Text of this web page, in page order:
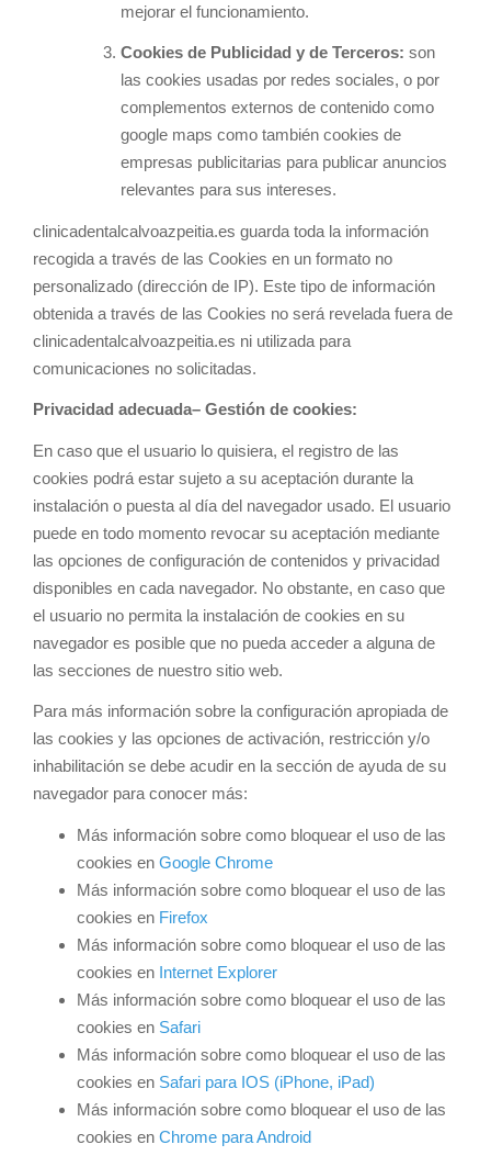
mejorar el funcionamiento.
Cookies de Publicidad y de Terceros: son
las cookies usadas por redes sociales, o por
complementos externos de contenido como
google maps como también cookies de
empresas publicitarias para publicar anuncios
relevantes para sus intereses.
clinicadentalcalvoazpeitia.es guarda toda la información
recogida a través de las Cookies en un formato no
personalizado (dirección de IP). Este tipo de información
obtenida a través de las Cookies no será revelada fuera de
clinicadentalcalvoazpeitia.es ni utilizada para
comunicaciones no solicitadas.
Privacidad adecuada– Gestión de cookies:
En caso que el usuario lo quisiera, el registro de las
cookies podrá estar sujeto a su aceptación durante la
instalación o puesta al día del navegador usado. El usuario
puede en todo momento revocar su aceptación mediante
las opciones de configuración de contenidos y privacidad
disponibles en cada navegador. No obstante, en caso que
el usuario no permita la instalación de cookies en su
navegador es posible que no pueda acceder a alguna de
las secciones de nuestro sitio web.
Para más información sobre la configuración apropiada de
las cookies y las opciones de activación, restricción y/o
inhabilitación se debe acudir en la sección de ayuda de su
navegador para conocer más:
Más información sobre como bloquear el uso de las
cookies en Google Chrome
Más información sobre como bloquear el uso de las
cookies en Firefox
Más información sobre como bloquear el uso de las
cookies en Internet Explorer
Más información sobre como bloquear el uso de las
cookies en Safari
Más información sobre como bloquear el uso de las
cookies en Safari para IOS (iPhone, iPad)
Más información sobre como bloquear el uso de las
cookies en Chrome para Android